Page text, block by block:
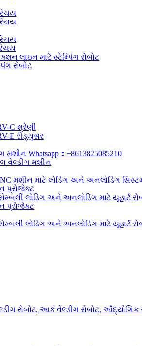
લાઇન માટે સ્ટેમ્પિંગ રોબોટ
રોબોટ
C શ્રેણી
E રીડ્યુસર
મશીન Whatsapp：+8613825085210
વેલ્ડીંગ મશીન
મશીન માટે લોડિંગ અને અનલોડિંગ
પ્રોજેક્ટ
લોડિંગ અને અનલોડિંગ માટે યૂહાર્ટ
પ્રોજેક્ટ
લોડિંગ અને અનલોડિંગ માટે યૂહાર્ટ